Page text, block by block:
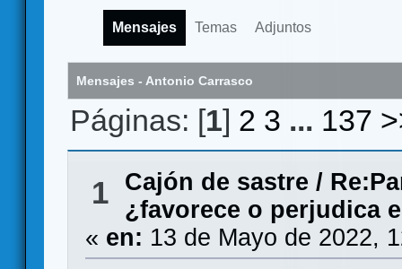
Mensajes Temas Adjuntos
Mensajes - Antonio Carrasco
Páginas: [1] 2 3 ... 137
1 Cajón de sastre /
¿favorece o perjudica
« en: 13 de Mayo de 2022,